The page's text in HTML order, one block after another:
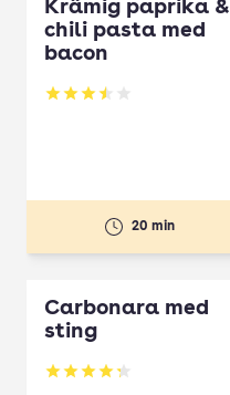
Krämig paprika &
chili pasta med
bacon
Betyg: 3.52 av 5
20 min
Carbonara med
sting
Betyg: 4.25 av 5